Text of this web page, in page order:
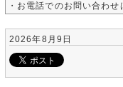
・お電話でのお問い合わ
2026年8月9日